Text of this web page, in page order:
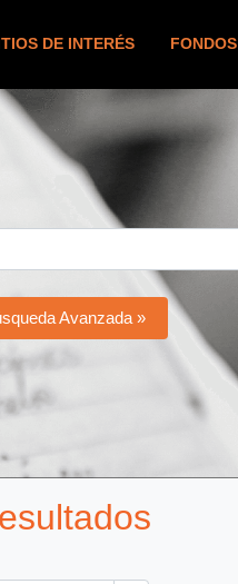
DE INTERÉS FONDOS
Avanzada »